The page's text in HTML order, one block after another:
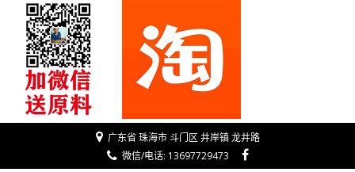
广东省 珠海市 斗门区 井岸镇 龙井路
微信/电话: 13697729473